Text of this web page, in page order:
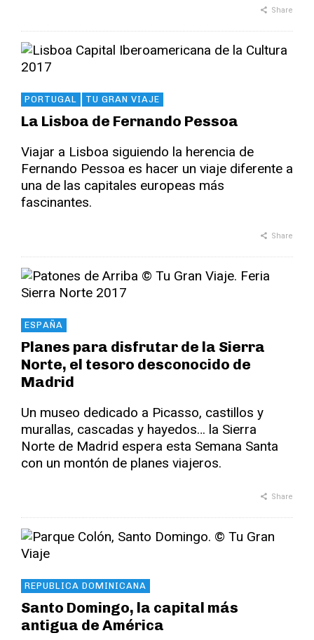
Share
PORTUGAL TU GRAN VIAJE
La Lisboa de Fernando Pessoa
Viajar a Lisboa siguiendo la herencia de
Fernando Pessoa es hacer un viaje diferente a
una de las capitales europeas más
fascinantes.
Share
ESPAÑA
Planes para disfrutar de la Sierra
Norte, el tesoro desconocido de
Madrid
Un museo dedicado a Picasso, castillos y
murallas, cascadas y hayedos… la Sierra
Norte de Madrid espera esta Semana Santa
con un montón de planes viajeros.
Share
REPUBLICA DOMINICANA
Santo Domingo, la capital más
antigua de América